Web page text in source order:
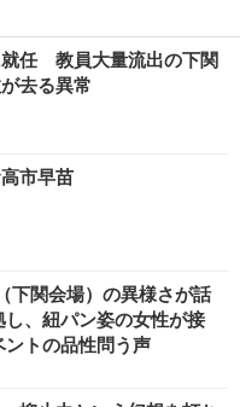
任 教員大量流出の下関
去る異常
市早苗
下関会場）の異様さが話
、紐パン姿の女性が接
トの品性問う声